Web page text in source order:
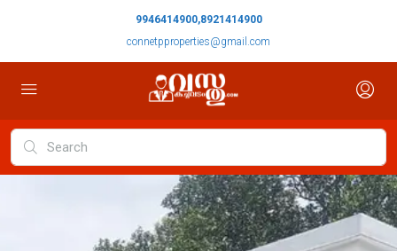
9946414900,8921414900
connetpproperties@gmail.com